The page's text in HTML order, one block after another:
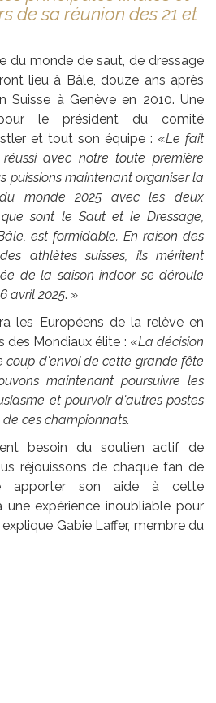
de sa réunion des 21 et
du monde de saut, de dressage
lieu à Bâle, douze ans après
Suisse à Genève en 2010. Une
le président du comité
et tout son équipe : «Le fait
avec notre toute première
puissions maintenant organiser la
monde 2025 avec les deux
que sont le Saut et le Dressage,
est formidable. En raison des
athlètes suisses, ils méritent
de la saison indoor se déroule
avril 2025. »
les Européens de la relève en
des Mondiaux élite : «La décision
coup d'envoi de cette grande fête
maintenant poursuivre les
et pourvoir d'autres postes
ces championnats.
besoin du soutien actif de
réjouissons de chaque fan de
apporter son aide à cette
une expérience inoubliable pour
Gabie Laffer, membre du